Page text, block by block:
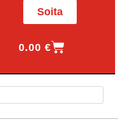
Soita
0.00€